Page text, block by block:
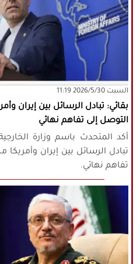
‫السبت‬ 2026/5/30 11:19
بقائي: تبادل الرسائل بين إيران
التوصل إلى تفاهم نهائي
أكد المتحدث باسم وزارة
تبادل الرسائل بين إيران
تفاهم نهائي.